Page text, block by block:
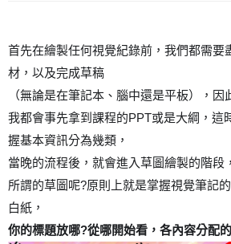
首先在繪製任何視覺紀錄前，我們都需要
材，以及完成草稿
（無論是在筆記本、腦中還是平板），因
我都會事先拿到課程的PPT或是大綱，這
握基本資訊分為幾類，
當晚的流程後，就會進入草圖繪製的階段，
所謂的草圖呢?原則上就是掌握視覺筆記
白紙，
你的標題放哪?從哪開始看，各內容分配